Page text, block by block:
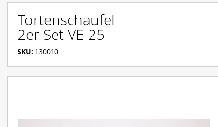
Tortenschaufel
2er Set VE 25
SKU 130010
Bildergalerie